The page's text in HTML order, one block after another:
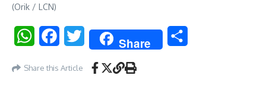
(Orik / LCN)
WhatsAppFacebookTwitter Share
Share this Article